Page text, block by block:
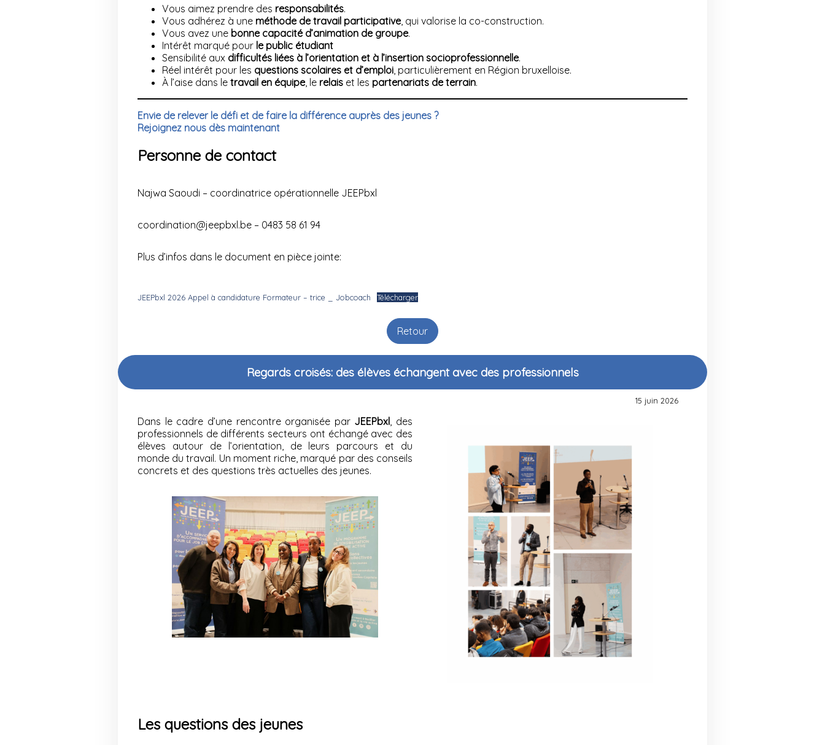
Vous aimez prendre des responsabilités.
Vous adhérez à une méthode de travail participative, qui valorise la co-construction.
Vous avez une bonne capacité d’animation de groupe.
Intérêt marqué pour le public étudiant
Sensibilité aux difficultés liées à l’orientation et à l’insertion socioprofessionnelle.
Réel intérêt pour les questions scolaires et d’emploi , particulièrement en Région bruxelloise.
À l’aise dans le travail en équipe, le relais et les partenariats de terrain.
Envie de relever le défi et de faire la différence auprès des jeunes ?
Rejoignez nous dès maintenant
Personne de contact
Najwa Saoudi – coordinatrice opérationnelle JEEPbxl
coordination@jeepbxl.be – 0483 58 61 94
Plus d’infos dans le document en pièce jointe:
JEEPbxl 2026 Appel à candidature Formateur – trice _ Jobcoach Télécharger
Retour
Regards croisés: des élèves échangent avec des professionnels
15 juin 2026
Dans le cadre d’une rencontre organisée par JEEPbxl, des
professionnels de différents secteurs ont échangé avec des
élèves autour de l’orientation, de leurs parcours et du
monde du travail. Un moment riche, marqué par des conseils
concrets et des questions très actuelles des jeunes.
Les questions des jeunes